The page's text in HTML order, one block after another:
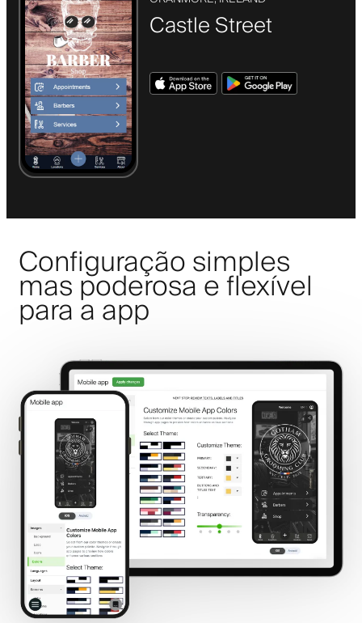
Castle Street
Configuração simples
mas poderosa e flexível
para a app